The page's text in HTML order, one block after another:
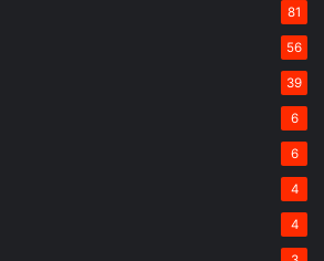
81
56
39
6
6
4
4